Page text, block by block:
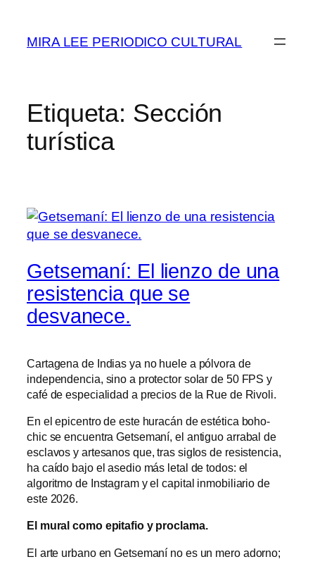
contenido
MIRA LEE PERIODICO CULTURAL
Etiqueta: Sección
turística
Getsemaní: El lienzo de una
resistencia que se
desvanece.
Cartagena de Indias ya no huele a pólvora de
independencia, sino a protector solar de 50 FPS y
café de especialidad a precios de la Rue de Rivoli.
En el epicentro de este huracán de estética boho-
chic se encuentra Getsemaní, el antiguo arrabal de
esclavos y artesanos que, tras siglos de resistencia,
ha caído bajo el asedio más letal de todos: el
algoritmo de Instagram y el capital inmobiliario de
este 2026.
El mural como epitafio y proclama.
El arte urbano en Getsemaní no es un mero adorno;